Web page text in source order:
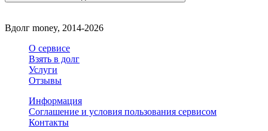
Вдолг money, 2014-2026
О сервисе
Взять в долг
Услуги
Отзывы
Информация
Соглашение и условия пользования сервисом
Контакты